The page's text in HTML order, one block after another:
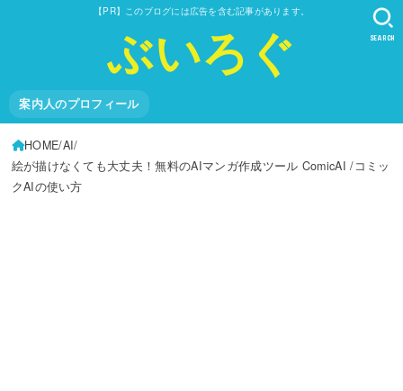
【PR】このブログには広告を含む記事があります。
ぶいろぐ
案内人のプロフィール
SEARCH
HOME AI
絵が描けなくても大丈夫！無料のAIマンガ作成ツール ComicAI /コミッ
クAIの使い方